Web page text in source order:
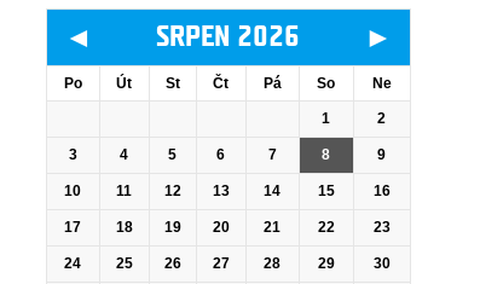
◄ SRPEN 2026 ►
Po Út St Čt Pá So Ne
1 2
3 4 5 6 7 8 9
10 11 12 13 14 15 16
17 18 19 20 21 22 23
24 25 26 27 28 29 30